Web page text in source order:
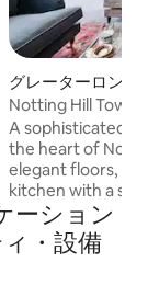
件、5つ星中5つ
グレーターロンド
Notting Hill
Lifestyle
A sophisticated
the heart of
elegant floors, it
kitchen with a
sunlit living area
windows. A
on to a private
ーション
・設備